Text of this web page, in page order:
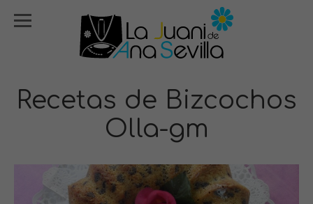
Recetas de Bizcochos
Olla-gm